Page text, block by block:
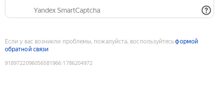
Yandex SmartCaptcha
Если у вас возникли проблемы, пожалуйста, воспользуйтесьформой
обратной связи
9189722096056581966:1786204972